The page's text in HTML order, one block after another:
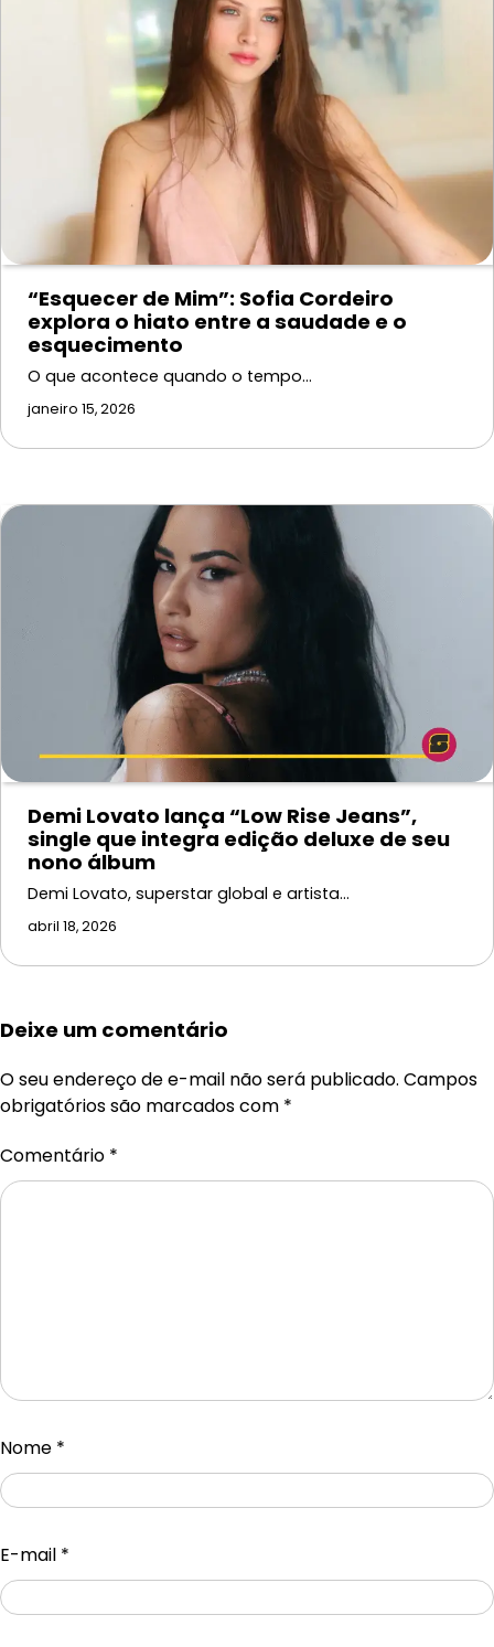
“Esquecer de Mim”: Sofia Cordeiro
explora o hiato entre a saudade e o
esquecimento
O que acontece quando o tempo…
janeiro 15, 2026
Demi Lovato lança “Low Rise Jeans”,
single que integra edição deluxe de seu
nono álbum
Demi Lovato, superstar global e artista…
abril 18, 2026
Deixe um comentário
O seu endereço de e-mail não será publicado. Campos
obrigatórios são marcados com *
Comentário *
Nome *
E-mail *